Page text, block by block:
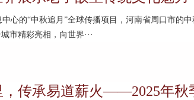
心的“中秋追月”全球传播项目，河南省周口市的
市精彩亮相，向世界···
，传承易道薪火——2025年秋